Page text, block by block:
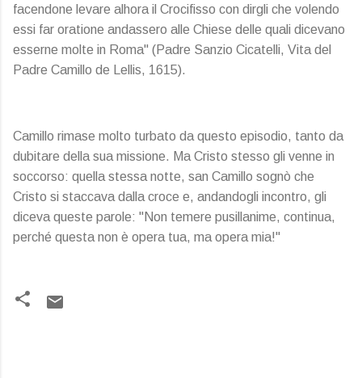
facendone levare alhora il Crocifisso con dirgli che volendo
essi far oratione andassero alle Chiese delle quali dicevano
esserne molte in Roma" (Padre Sanzio Cicatelli, Vita del
Padre Camillo de Lellis, 1615).
Camillo rimase molto turbato da questo episodio, tanto da
dubitare della sua missione. Ma Cristo stesso gli venne in
soccorso: quella stessa notte, san Camillo sognò che
Cristo si staccava dalla croce e, andandogli incontro, gli
diceva queste parole: "Non temere pusillanime, continua,
perché questa non è opera tua, ma opera mia!"